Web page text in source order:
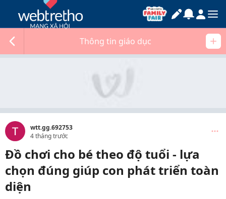
Thông tin giáo dục
wtt.gg.692753
4 tháng trước
Đồ chơi cho bé theo độ tuổi - lựa
chọn đúng giúp con phát triển toàn
diện